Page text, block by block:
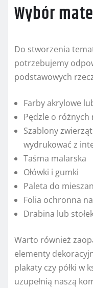
Wybór
Do stworzenia
potrzebujemy
podstawowych
Farby akrylowe
Pędzle o
Szablony
wydrukować z
Taśma malarska
Ołówki i gumki
Paleta do
Folia ochronna
Drabina lub
Warto również
elementy
plakaty czy półki w
uzupełnią naszą